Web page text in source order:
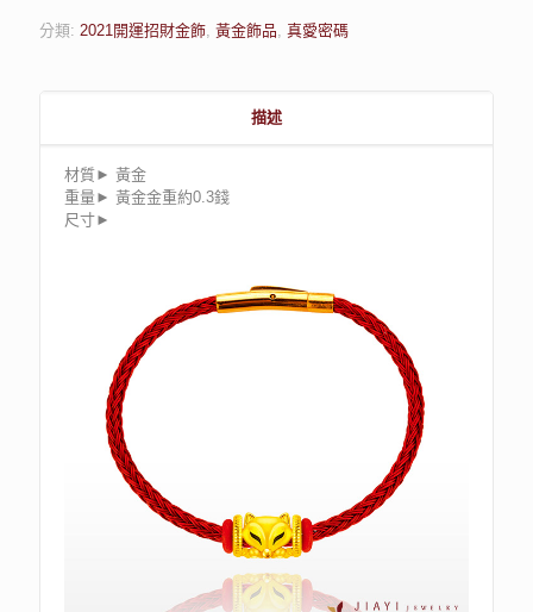
分類: 2021開運招財金飾 黃金飾品 真愛密碼
描述
材質► 黃金
重量► 黃金金重約0.3錢
尺寸►